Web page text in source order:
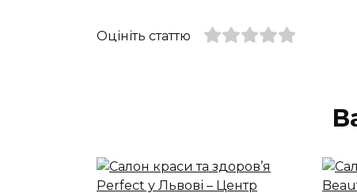
Оцініть статтю